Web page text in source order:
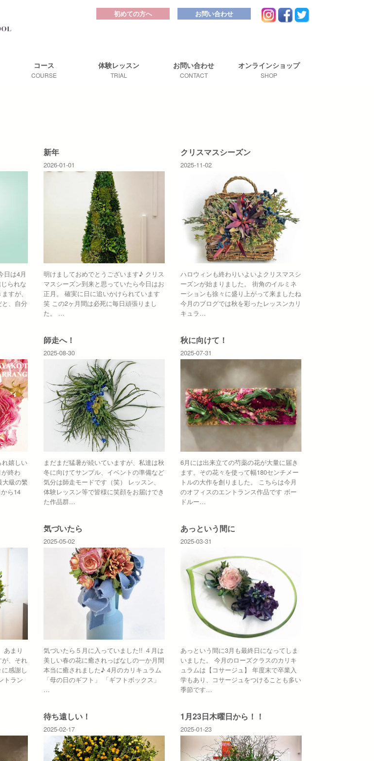
初めての方へ お問い合わせ
コース
COURSE
体験レッスン
TRIAL
お問い合わせ
CONTACT
オンラインショップ
SHOP
日は4月
られな
すが、
、自分
新年
2026-01-01
明けましておめでとうございます♪ クリス
マスシーズン到来と思っていたら今日はお
正月。 確実に日に追いかけられています
笑 この2ヶ月間は必死に毎日頑張りまし
た。 …
クリスマスシーズン
2025-11-02
ハロウィンも終わりいよいよクリスマスシ
ーズンが始まりました。 街角のイルミネ
ーションも徐々に盛り上がって来ましたね
今月のブログでは秋を彩ったレッスンカリ
キュラ…
嬉しい
終わ
大級の繁
ら14
師走へ！
2025-08-30
まだまだ猛暑が続いていますが、私達は秋
冬に向けてサンプル、イベントの準備など
気分は師走モードです（笑） レッスン、
体験レッスン等で皆様に笑顔をお届けでき
た作品群…
秋に向けて！
2025-07-31
6月には出来立ての芍薬の花が大量に届き
ます。その花々を使って幅180センチメー
トルの大作を創りました。 こちらは今月
のオフィスのエントランス作品です ボー
ドルー…
あまり
、それ
感謝し
トラン
気づいたら
2025-05-02
気づいたら５月に入っていました!! ４月は
美しい春の花に癒されっぱなしの一か月間
本当に癒されました♪ 4月のカリキュラム
「母の日のギフト」 「ギフトボックス」
…
あっという間に
2025-03-31
あっという間に3月も最終日になってしま
いました。 今月のローズクラスのカリキ
ュラムは【コサージュ】 年度末で卒業入
学もあり、コサージュをつけることも多い
季節です…
待ち遠しい！
2025-02-17
1月23日木曜日から！！
2025-01-23